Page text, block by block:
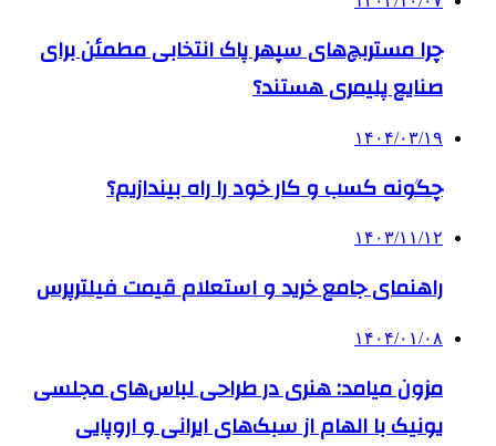
چرا مستربچ‌های سپهر پاک انتخابی مطمئن برای
صنایع پلیمری هستند؟
۱۴۰۴/۰۳/۱۹
چگونه کسب و کار خود را راه بیندازیم؟
۱۴۰۳/۱۱/۱۲
راهنمای جامع خرید و استعلام قیمت فیلترپرس
۱۴۰۴/۰۱/۰۸
مزون میامد: هنری در طراحی لباس‌های مجلسی
یونیک با الهام از سبک‌های ایرانی و اروپایی